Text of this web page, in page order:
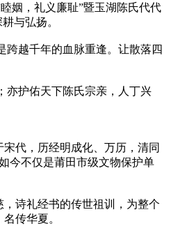
姻，礼义廉耻”暨玉湖陈氏代代
与弘扬。
跨越千年的血脉重逢。让散落四
亦护佑天下陈氏宗亲，人丁兴
代，历经明成化、万历，清同
今不仅是莆田市级文物保护单
诗礼经书的传世祖训，为整个
传华夏。